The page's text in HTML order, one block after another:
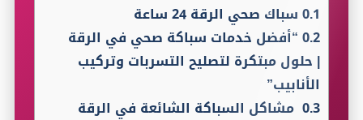
0.1سباك صحي الرقة 24 ساعة
0.2“أفضل خدمات سباكة صحي في الرقة
| حلول مبتكرة لتصليح التسربات وتركيب
الأنابيب”
0.3مشاكل السباكة الشائعة في الرقة